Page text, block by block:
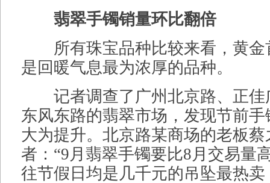
翡翠手镯销量环比翻倍
所有珠宝品种比较来看，黄金
是回暖气息最为浓厚的品种。
记者调查了广州北京路、正佳
东风东路的翡翠市场，发现节前
大为提升。北京路某商场的老板
者：“9月翡翠手镯要比8月交易量
往节假日均是几千元的吊坠最热